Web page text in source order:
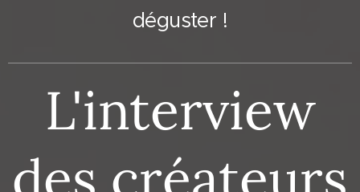
déguster !
L'interview
des créateurs